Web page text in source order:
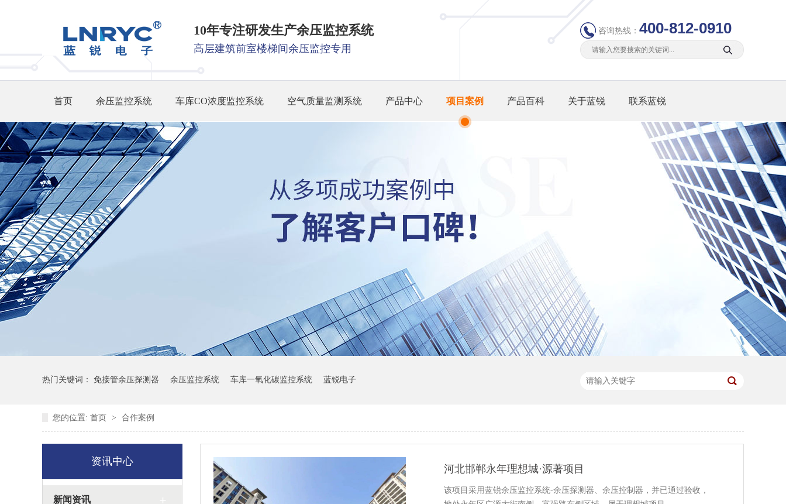
10年专注研发生产余压监控系统
高层建筑前室楼梯间余压监控专用
咨询热线： 400-812-0910
首页 余压监控系统 车库CO浓度监控系统 空气质量监测系统 产品中心 项目案例 产品百科 关于蓝锐 联系蓝锐
热门关键词： 免接管余压探测器 余压监控系统 车库一氧化碳监控系统 蓝锐电子
您的位置: 首页 > 合作案例
资讯中心
新闻资讯
河北邯郸永年理想城·源著项目
该项目采用蓝锐余压监控系统-余压探测器、余压控制器，并已通过验收，